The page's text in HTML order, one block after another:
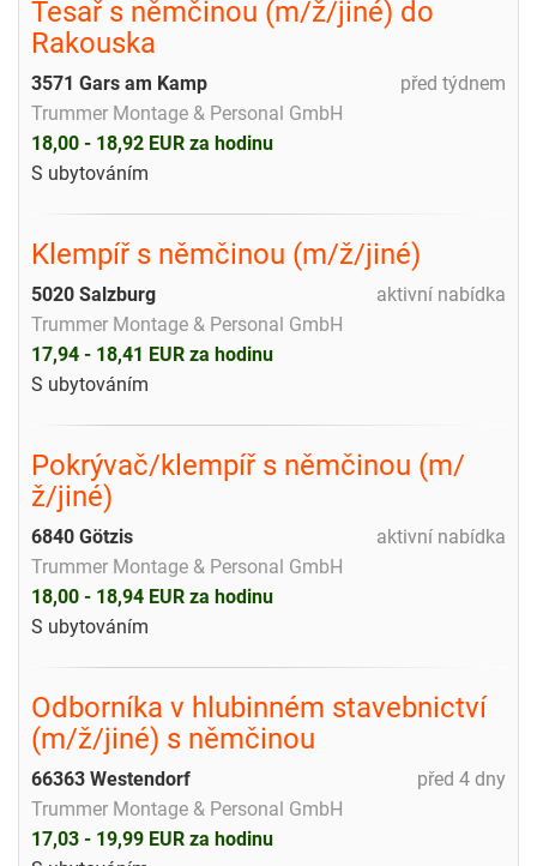
Tesař s němčinou (m/ž/jiné) do
Rakouska
před týdnem
3571 Gars am Kamp
Trummer Montage & Personal GmbH
18,00 - 18,92 EUR za hodinu
S ubytováním
Klempíř s němčinou (m/ž/jiné)
aktivní nabídka
5020 Salzburg
Trummer Montage & Personal GmbH
17,94 - 18,41 EUR za hodinu
S ubytováním
Pokrývač/klempíř s němčinou (m/
ž/jiné)
aktivní nabídka
6840 Götzis
Trummer Montage & Personal GmbH
18,00 - 18,94 EUR za hodinu
S ubytováním
Odborníka v hlubinném stavebnictví
(m/ž/jiné) s němčinou
před 4 dny
66363 Westendorf
Trummer Montage & Personal GmbH
17,03 - 19,99 EUR za hodinu